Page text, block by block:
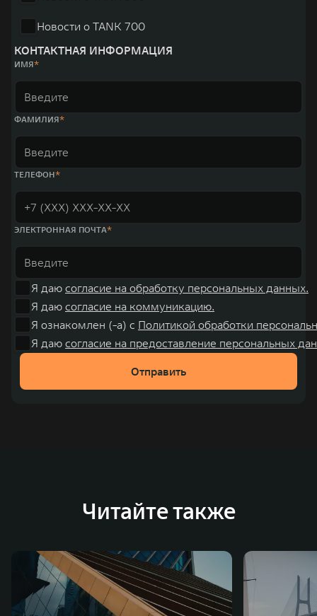
Новости о TANK 700
КОНТАКТНАЯ ИНФОРМАЦИЯ
ИМЯ
ФАМИЛИЯ
ТЕЛЕФОН
ЭЛЕКТРОННАЯ ПОЧТА
Я даю согласие на обработку персональных данных.
Я даю согласие на коммуникацию.
Я ознакомлен (-а) с Политикой обработки
Я даю согласие на предоставление персональных
Отправить
Читайте также